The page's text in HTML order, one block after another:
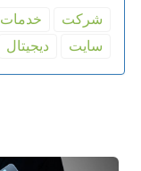
شركت خدمات
سایت
دیجیتال